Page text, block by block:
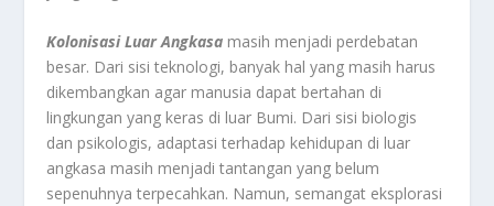
Kolonisasi Luar Angkasa masih menjadi perdebatan
besar. Dari sisi teknologi, banyak hal yang masih harus
dikembangkan agar manusia dapat bertahan di
lingkungan yang keras di luar Bumi. Dari sisi biologis
dan psikologis, adaptasi terhadap kehidupan di luar
angkasa masih menjadi tantangan yang belum
sepenuhnya terpecahkan. Namun, semangat eksplorasi